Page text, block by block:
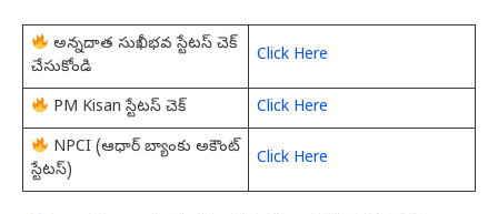
అన్నదాత సుఖీభవ స్టేటస్ చెక్
చేసుకోండి
Click Here
PM Kisan స్టేటస్ చెక్
Click Here
NPCI (ఆధార్ బ్యాంకు అకౌంట్
స్టేటస్)
Click Here